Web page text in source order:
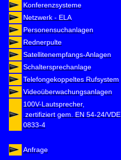
Konferenzsysteme
Netzwerk - ELA
Personensuchanlagen
Rednerpulte
Satellitenempfangs-Anlagen
Schaltersprechanlage
Telefongekoppeltes Rufsystem
Videoüberwachungsanlagen
100V-Lautsprecher,
zertifiziert gem. EN 54-24/VDE
0833-4
Anfrage